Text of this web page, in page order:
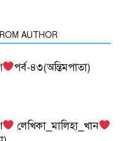
AUTHOR
পর্ব-৪৩(অন্তিমপাতা)
লেখিকা_মালিহা_খান